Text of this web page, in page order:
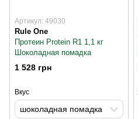
Артикул: 49030
Rule One
Протеин Protein R1 1,1 кг
Шоколадная помадка
1 528 грн
Вкус
шоколадная помадка